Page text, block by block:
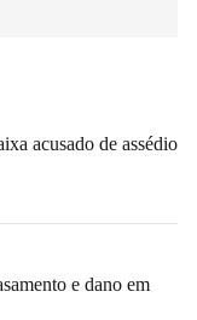
acusado de assédio
e dano em